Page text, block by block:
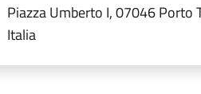
Piazza Umberto I, 07046 Porto
Italia